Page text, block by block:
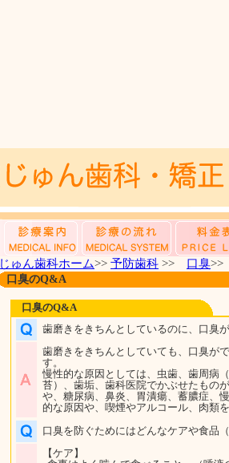
じゅん歯科ホーム>> 予防歯科 >> 口臭
口臭のQ&A
口臭のQ&A
歯磨きをきちんとしているのに、口臭
歯磨きをきちんとしていても、口臭が
す。
慢性的な原因としては、虫歯、歯周病
苔）、歯垢、歯科医院でかぶせたもの
や、糖尿病、鼻炎、胃潰瘍、蓄膿症、
的な原因や、喫煙やアルコール、肉類
口臭を防ぐためにはどんなケアや食品
【ケア】